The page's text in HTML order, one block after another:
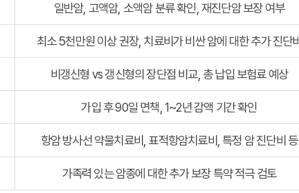
일반암, 고액암, 소액암 분류 확인, 재진단암 보장 여부
최소 5천만원 이상 권장, 치료비가 비싼 암에 대한 추가 진단비
비갱신형 vs 갱신형의 장단점 비교, 총 납입 보험료 예상
가입 후 90일 면책, 1~2년 감액 기간 확인
항암 방사선 약물치료비, 표적항암치료비, 특정 암 진단비 등
가족력 있는 암종에 대한 추가 보장 특약 적극 검토